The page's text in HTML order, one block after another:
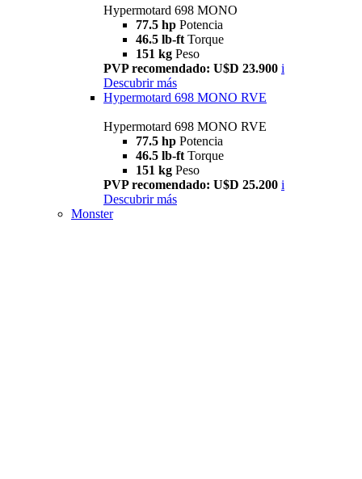
Hypermotard 698 MONO
77.5 hp Potencia
46.5 lb-ft Torque
151 kg Peso
PVP recomendado: U$D 23.900 i
Descubrir más
Hypermotard 698 MONO RVE
Hypermotard 698 MONO RVE
77.5 hp Potencia
46.5 lb-ft Torque
151 kg Peso
PVP recomendado: U$D 25.200 i
Descubrir más
Monster